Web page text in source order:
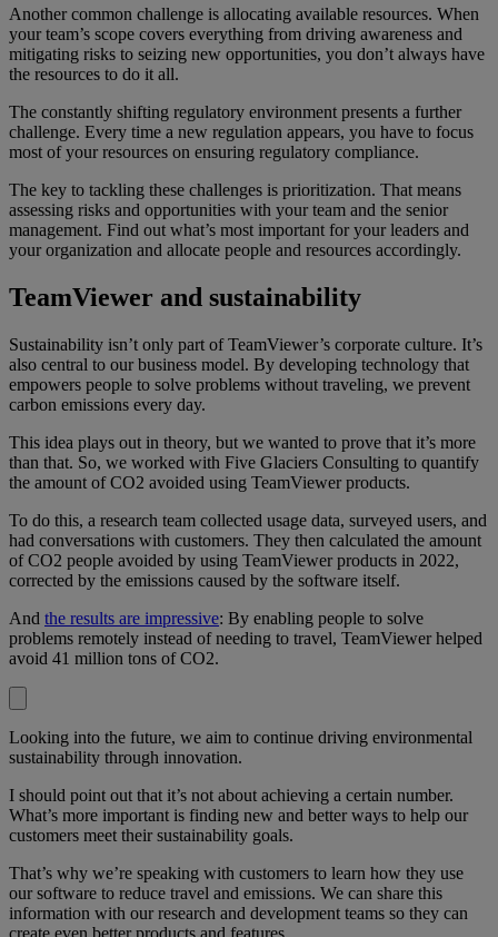
Another common challenge is allocating available resources. When
your team’s scope covers everything from driving awareness and
mitigating risks to seizing new opportunities, you don’t always have
the resources to do it all.
The constantly shifting regulatory environment presents a further
challenge. Every time a new regulation appears, you have to focus
most of your resources on ensuring regulatory compliance.
The key to tackling these challenges is prioritization. That means
assessing risks and opportunities with your team and the senior
management. Find out what’s most important for your leaders and
your organization and allocate people and resources accordingly.
TeamViewer and sustainability
Sustainability isn’t only part of TeamViewer’s corporate culture. It’s
also central to our business model. By developing technology that
empowers people to solve problems without traveling, we prevent
carbon emissions every day.
This idea plays out in theory, but we wanted to prove that it’s more
than that. So, we worked with Five Glaciers Consulting to quantify
the amount of CO2 avoided using TeamViewer products.
To do this, a research team collected usage data, surveyed users, and
had conversations with customers. They then calculated the amount
of CO2 people avoided by using TeamViewer products in 2022,
corrected by the emissions caused by the software itself.
And the results are impressive: By enabling people to solve
problems remotely instead of needing to travel, TeamViewer helped
avoid 41 million tons of CO2.
Looking into the future, we aim to continue driving environmental
sustainability through innovation.
I should point out that it’s not about achieving a certain number.
What’s more important is finding new and better ways to help our
customers meet their sustainability goals.
That’s why we’re speaking with customers to learn how they use
our software to reduce travel and emissions. We can share this
information with our research and development teams so they can
create even better products and features.